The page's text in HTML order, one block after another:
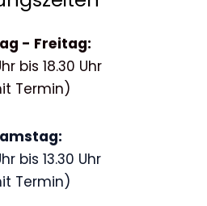
- Freitag:
bis 18.30 Uhr
Termin)
bis 13.30 Uhr
Termin)